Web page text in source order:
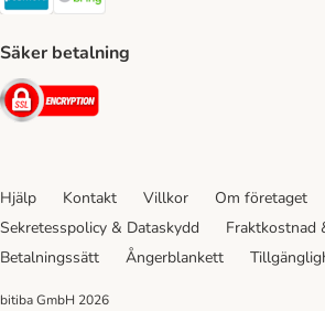
Säker betalning
Security
Hjälp Kontakt Villkor Om företaget
Sekretesspolicy & Dataskydd
Fraktkostnad
Betalningssätt
Ångerblankett
bitiba GmbH 2026